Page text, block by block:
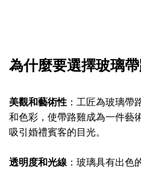
為什麼要選擇玻璃
美觀和藝術性 ：工匠為玻璃帶
和色彩，使帶路雞成為一件藝
吸引婚禮賓客的目光。
透明度和光線 ：玻璃具有出色